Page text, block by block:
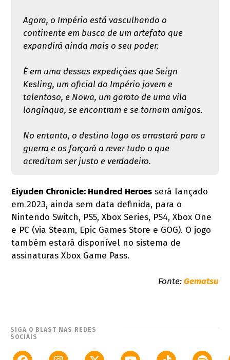
Agora, o Império está vasculhando o
continente em busca de um artefato que
expandirá ainda mais o seu poder.
É em uma dessas expedições que Seign
Kesling, um oficial do Império jovem e
talentoso, e Nowa, um garoto de uma vila
longínqua, se encontram e se tornam amigos.
No entanto, o destino logo os arrastará para a
guerra e os forçará a rever tudo o que
acreditam ser justo e verdadeiro.
Eiyuden Chronicle: Hundred Heroes será lançado
em 2023, ainda sem data definida, para o
Nintendo Switch, PS5, Xbox Series, PS4, Xbox One
e PC (via Steam, Epic Games Store e GOG). O jogo
também estará disponível no sistema de
assinaturas Xbox Game Pass.
Fonte:Gematsu
SIGA O BLAST NAS REDES
SOCIAIS